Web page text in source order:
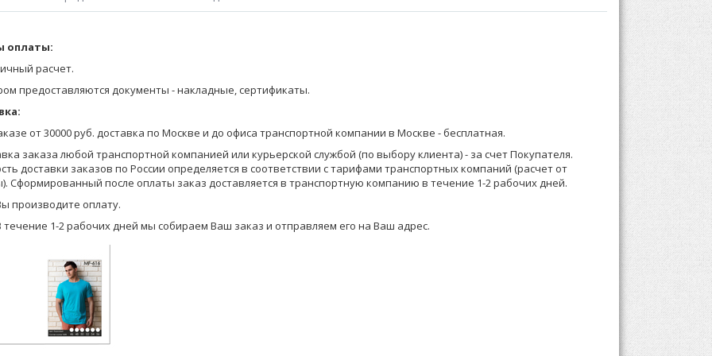
из гладкокрашеного футера с начесом. С застежкой на молнии. С втачными рукавами на манжетах, с капюшоном.
карманы. На передней детали фирменная вышивка.
упакованы в индивидуальную упаковку с подвесом для удобства размещения в торговом зале.
заявку на получение Прайса любым удобным для Вас способом:
на сайте;
позвоните по телефону 8-800-770-03-67 (бесплатно по России), 8(495) 921-13-67 (Москва) или 8 (916) 58-544-58;
Мы высылаем Вам бланки заказа с ценами на электронную почту.
Вы формируете заказ в бланках (в формате Эксель) и отправляете его менеджеру или формируете заказ по телефону.
детали оплаты и доставки, мы предоставляем Вам скидку в зависимости от суммы заказа, Выставляем счет
оплату.
производите оплату.
течение 1-2 рабочих дней мы собираем Ваш заказ и отправляем его на Ваш адрес.
оплаты:
расчет.
предоставляются документы - накладные, сертификаты.
от 30000 руб. доставка по Москве и до офиса транспортной компании в Москве -бесплатная.
заказа любой транспортной компанией или курьерской службой (по выбору клиента) - за счет Покупателя.
доставки заказов по России определяется в соответствии с тарифами транспортных компаний (расчет от
Сформированный после оплаты заказ доставляется в транспортную компанию в течение 1-2 рабочих дней.